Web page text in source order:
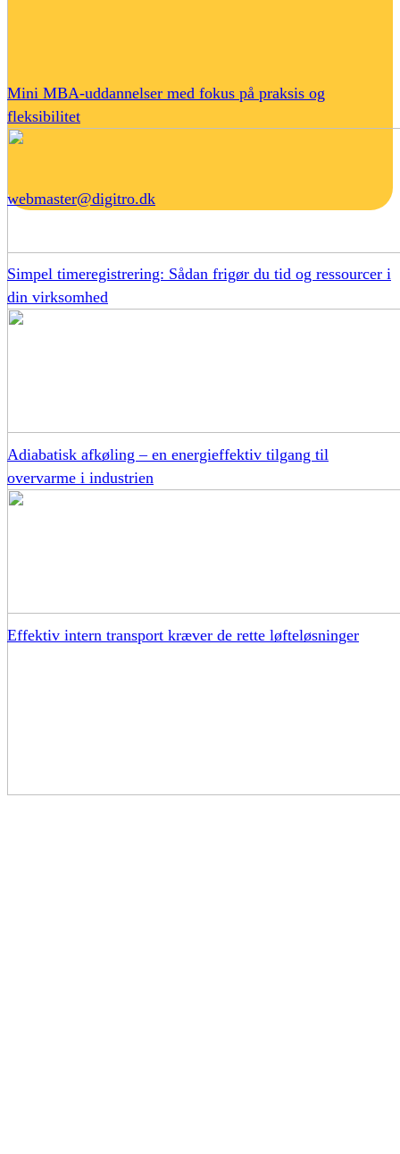
Mini MBA-uddannelser med fokus på praksis og
fleksibilitet
Simpel timeregistrering: Sådan frigør du tid og ressourcer i
din virksomhed
Adiabatisk afkøling – en energieffektiv tilgang til
overvarme i industrien
Effektiv intern transport kræver de rette løfteløsninger
webmaster@digitro.dk